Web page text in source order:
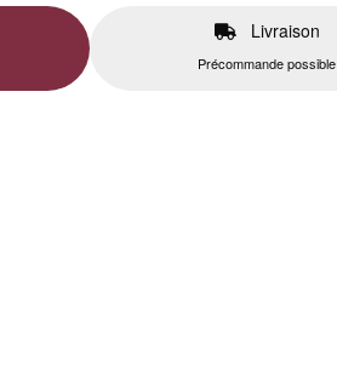
Livraison
Précommande possible